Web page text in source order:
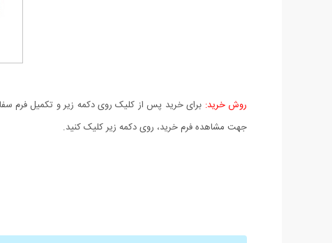
روش خرید: برای خرید پس از کلیک روی دکمه زیر و تکمیل فرم
جهت مشاهده فرم خرید، روی دکمه زیر کلیک کنید.